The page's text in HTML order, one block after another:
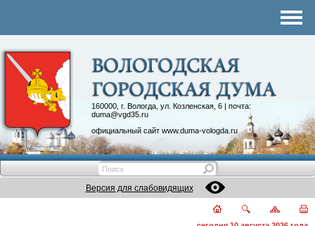
160000, г. Вологда, ул. Козленская, 6 | почта:
duma@vgd35.ru
официальный сайт www.duma-vologda.ru
Контакты
Депутатские объединения
Версия для слабовидящих